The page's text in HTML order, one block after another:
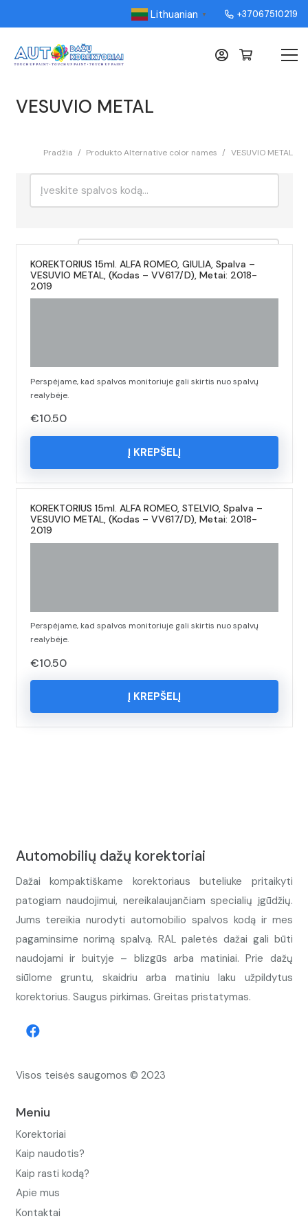
Lithuanian ▼ +37067510219
VESUVIO METAL
Pradžia / Produkto Alternative color names / VESUVIO METAL
KOREKTORIUS 15ml. ALFA ROMEO, GIULIA, Spalva –
VESUVIO METAL, (Kodas – VV617/D), Metai: 2018-
2019
Perspėjame, kad spalvos monitoriuje gali skirtis nuo spalvų
realybėje.
€10.50
Į KREPŠELĮ
KOREKTORIUS 15ml. ALFA ROMEO, STELVIO, Spalva –
VESUVIO METAL, (Kodas – VV617/D), Metai: 2018-
2019
Perspėjame, kad spalvos monitoriuje gali skirtis nuo spalvų
realybėje.
€10.50
Į KREPŠELĮ
Automobilių dažų korektoriai
Dažai kompaktiškame korektoriaus buteliuke pritaikyti
patogiam naudojimui, nereikalaujančiam specialių įgūdžių.
Jums tereikia nurodyti automobilio spalvos kodą ir mes
pagaminsime norimą spalvą. RAL paletės dažai gali būti
naudojami ir buityje – blizgūs arba matiniai. Prie dažų
siūlome gruntu, skaidriu arba matiniu laku užpildytus
korektorius. Saugus pirkimas. Greitas pristatymas.
Visos teisės saugomos © 2023
Meniu
Korektoriai
Kaip naudotis?
Kaip rasti kodą?
Apie mus
Kontaktai